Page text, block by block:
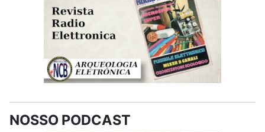
NOSSO PODCAST